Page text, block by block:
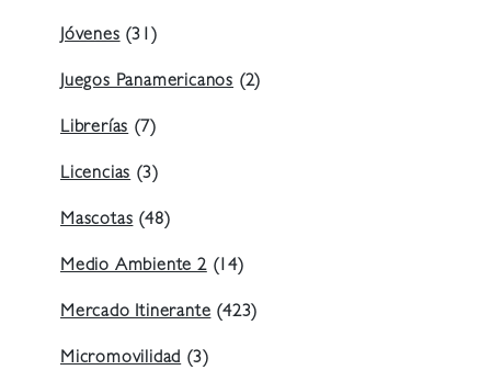
Jóvenes (31)
Juegos Panamericanos (2)
Librerías (7)
Licencias (3)
Mascotas (48)
Medio Ambiente 2(14)
Mercado Itinerante (423)
Micromovilidad (3)